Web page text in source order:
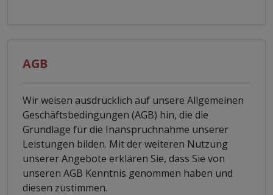
AGB
Wir weisen ausdrücklich auf unsere Allgemeinen
Geschäftsbedingungen (AGB) hin, die die
Grundlage für die Inanspruchnahme unserer
Leistungen bilden. Mit der weiteren Nutzung
unserer Angebote erklären Sie, dass Sie von
unseren AGB Kenntnis genommen haben und
diesen zustimmen.